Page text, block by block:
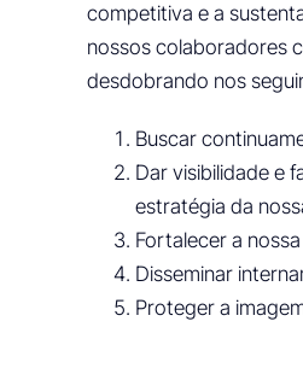
competitiva e a
nossos colaboradores
desdobrando nos
Buscar
Dar visibilidade e
estratégia da
Fortalecer a
Disseminar
Proteger a